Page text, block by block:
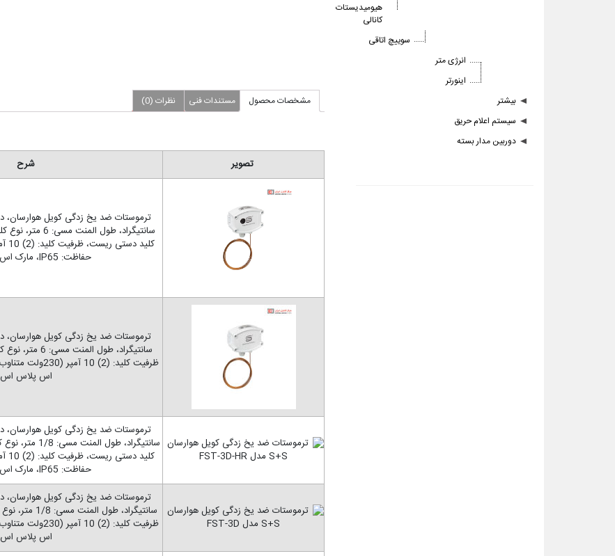
هیومیدیستات
کانالی
سوییچ اتاقی
انرژی متر
اینورتر
بیشتر
سیستم اعلام حریق
دوربین مدار بسته
مشخصات محصول مستندات فنی نظرات (0)
تصویر شرح
حفاظت: IP65، مارک اس پلاس اس
اس پلاس اس
حفاظت: IP65، مارک اس پلاس اس
اس پلاس اس